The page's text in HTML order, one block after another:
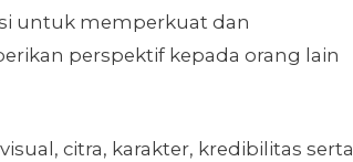
untuk memperkuat dan
perspektif kepada orang lain
citra, karakter, kredibilitas serta